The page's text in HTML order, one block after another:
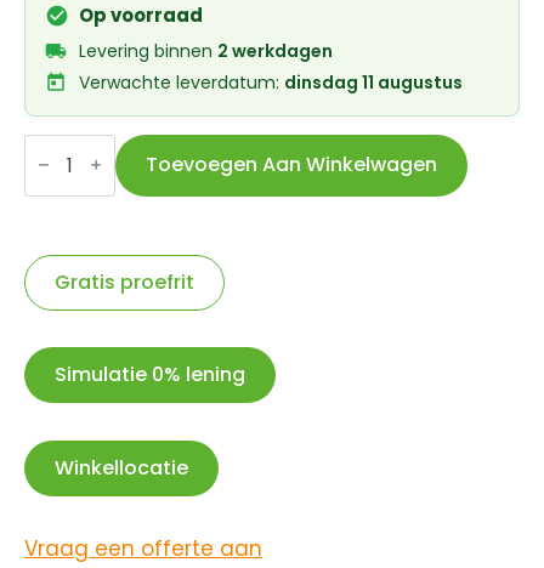
Op voorraad
Levering binnen 2 werkdagen
Verwachte leverdatum: dinsdag 11 augustus
Bobike
One
Junior
voetrusten
aantal
Toevoegen Aan Winkelwagen
Gratis proefrit
Simulatie 0% lening
Winkellocatie
Vraag een offerte aan